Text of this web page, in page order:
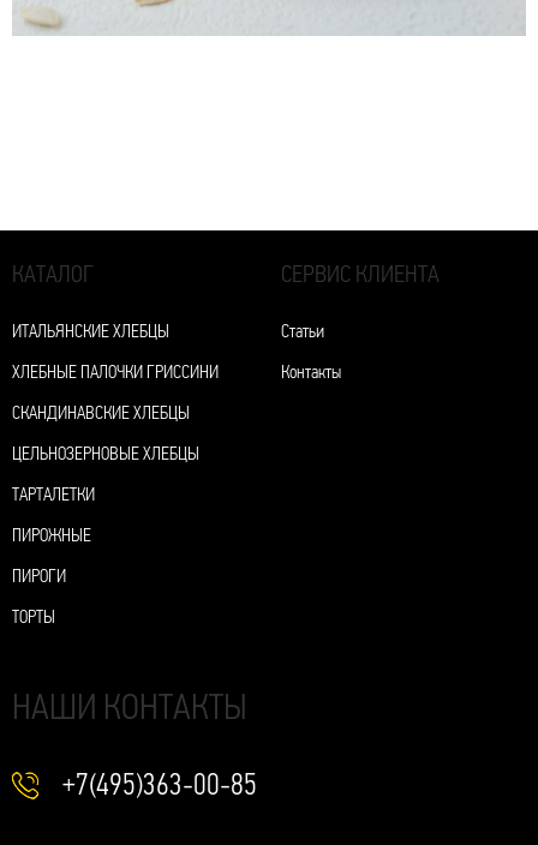
КАТАЛОГ
ИТАЛЬЯНСКИЕ ХЛЕБЦЫ
ХЛЕБНЫЕ ПАЛОЧКИ ГРИССИНИ
СКАНДИНАВСКИЕ ХЛЕБЦЫ
ЦЕЛЬНОЗЕРНОВЫЕ ХЛЕБЦЫ
ТАРТАЛЕТКИ
ПИРОЖНЫЕ
ПИРОГИ
ТОРТЫ
СЕРВИС КЛИЕНТА
Статьи
Контакты
НАШИ КОНТАКТЫ
+7(495)363-00-85